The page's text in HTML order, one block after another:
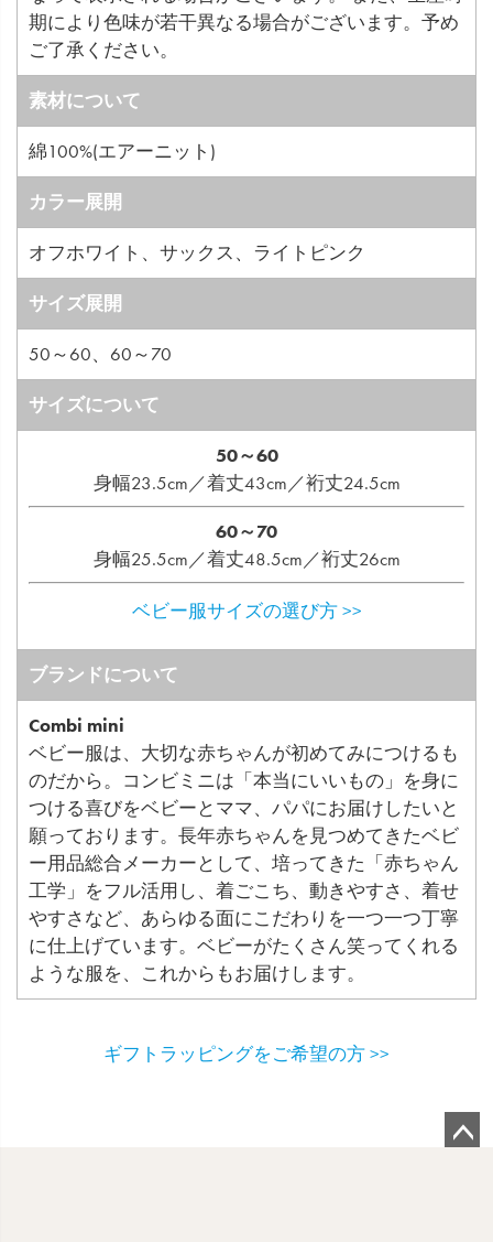
期により色味が若干異なる場合がございます。予め
ご了承ください。
素材について
綿100%(エアーニット)
カラー展開
オフホワイト、サックス、ライトピンク
サイズ展開
50～60、60～70
サイズについて
50～60
身幅23.5cm／着丈43cm／裄丈24.5cm
60～70
身幅25.5cm／着丈48.5cm／裄丈26cm
ベビー服サイズの選び方 >>
ブランドについて
Combi mini
ベビー服は、大切な赤ちゃんが初めてみにつけるも
のだから。コンビミニは「本当にいいもの」を身に
つける喜びをベビーとママ、パパにお届けしたいと
願っております。長年赤ちゃんを見つめてきたベビ
ー用品総合メーカーとして、培ってきた「赤ちゃん
工学」をフル活用し、着ごこち、動きやすさ、着せ
やすさなど、あらゆる面にこだわりを一つ一つ丁寧
に仕上げています。ベビーがたくさん笑ってくれる
ような服を、これからもお届けします。
ギフトラッピングをご希望の方 >>